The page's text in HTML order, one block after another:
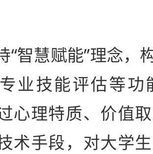
“智慧赋能”理念，
业技能评估等功
心理特质、价值
术手段，对大学